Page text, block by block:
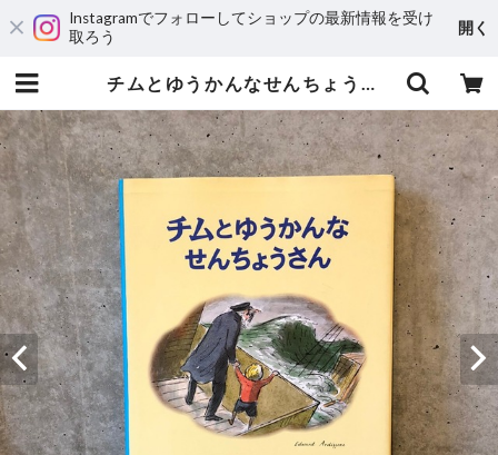
Instagramでフォローしてショップの最新情報を受け
取ろう
開く
チムとゆうかんなせんちょうさん | maintent